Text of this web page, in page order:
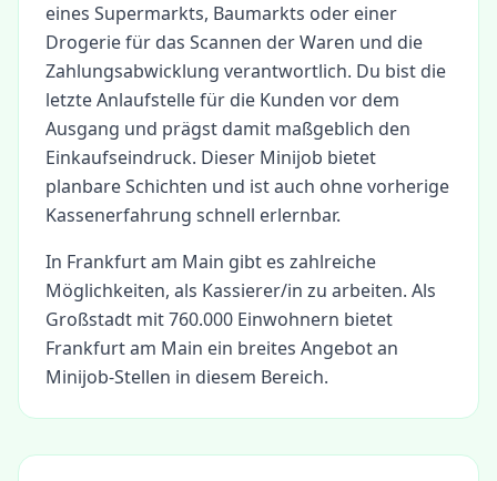
eines Supermarkts, Baumarkts oder einer
Drogerie für das Scannen der Waren und die
Zahlungsabwicklung verantwortlich. Du bist die
letzte Anlaufstelle für die Kunden vor dem
Ausgang und prägst damit maßgeblich den
Einkaufseindruck. Dieser Minijob bietet
planbare Schichten und ist auch ohne vorherige
Kassenerfahrung schnell erlernbar.
In Frankfurt am Main gibt es zahlreiche
Möglichkeiten, als Kassierer/in zu arbeiten. Als
Großstadt mit 760.000 Einwohnern bietet
Frankfurt am Main ein breites Angebot an
Minijob-Stellen in diesem Bereich.